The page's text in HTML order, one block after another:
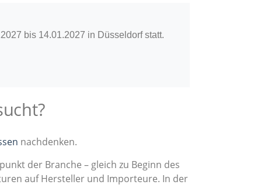
bis 14.01.2027 in Düsseldorf statt.
nachdenken.
der Branche – gleich zu Beginn des
auf Hersteller und Importeure. In der